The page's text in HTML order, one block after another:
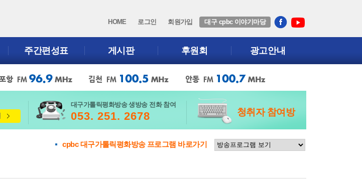
HOME 로그인 회원가입 대구 cpbc 이야기마당
주간편성표 게시판 후원회 광고안내
대구가톨릭평화방송 생방송 전화 참여
053. 251. 2678 청취자 참여방
cpbc 대구가톨릭평화방송 프로그램 바로가기